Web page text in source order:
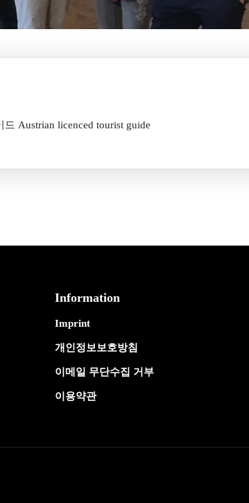
Austrian licenced tourist guide
Information
Imprint
개인정보보호방침
이메일 무단수집 거부
이용약관